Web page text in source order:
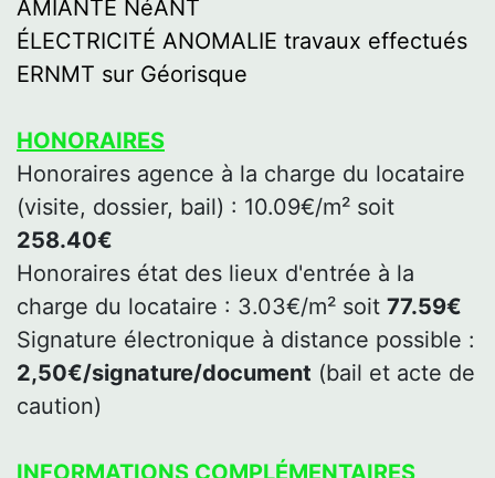
AMIANTE NéANT
ÉLECTRICITÉ ANOMALIE travaux effectués
ERNMT sur Géorisque
HONORAIRES
Honoraires agence à la charge du locataire
(visite, dossier, bail) : 10.09€/m² soit
258.40€
Honoraires état des lieux d'entrée à la
charge du locataire : 3.03€/m² soit 77.59€
Signature électronique à distance possible :
2,50€/signature/document (bail et acte de
caution)
INFORMATIONS COMPLÉMENTAIRES